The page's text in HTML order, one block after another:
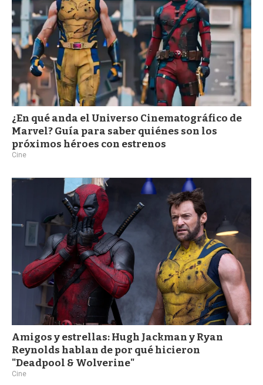
¿En qué anda el Universo Cinematográfico de
Marvel? Guía para saber quiénes son los
próximos héroes con estrenos
Cine
Amigos y estrellas: Hugh Jackman y Ryan
Reynolds hablan de por qué hicieron
"Deadpool & Wolverine"
Cine